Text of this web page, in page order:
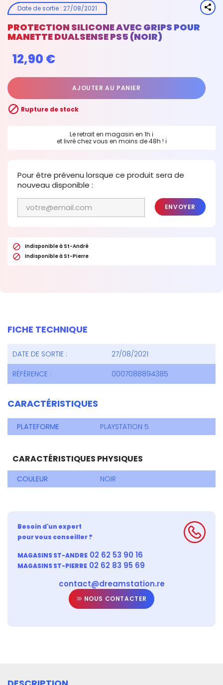
Date de sortie : 27/08/2021
PROTECTION SILICONE AVEC GRIPS POUR
MANETTE DUALSENSE PS5 (NOIR)
12,90 €
AJOUTER AU PANIER
 Rupture de stock
Le retrait en magasin en 1h ℹ
et livré chez vous en moins de 48h ! ℹ
Pour être prévenu lorsque ce produit sera de
nouveau disponible :
ENVOYER
 Indisponible à St-André
 Indisponible à St-Pierre
FICHE TECHNIQUE
DATE DE SORTIE :
27/08/2021
RÉFÉRENCE :
0007088894385
CARACTÉRISTIQUES
PLATEFORME PLAYSTATION 5
CARACTÉRISTIQUES PHYSIQUES
COULEUR NOIR
Besoin d'un expert
pour vous conseiller ?
MAGASINS ST-ANDRE 02 62 53 90 16
MAGASINS ST-PIERRE 02 62 83 95 69
contact@dreamstation.re
NOUS CONTACTER